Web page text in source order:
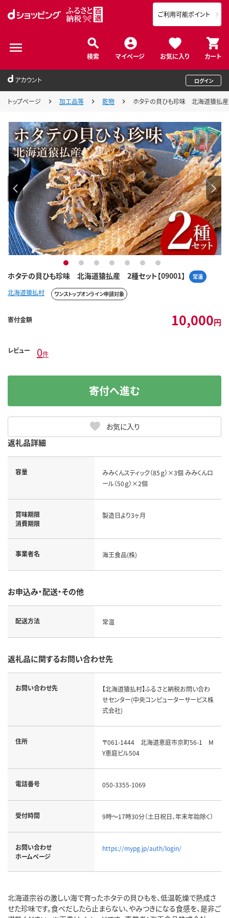
検索 マイページ お気に入り カート
ご利用可能ポイント
アカウント ログイン
トップページ 加工品等 乾物 ホタテの貝ひも珍味 北海道猿払産
ホタテの貝ひも珍味 北海道猿払産 2種セット【09001】 常温
1 2 3 4 5 6 7
北海道猿払村 ワンストップオンライン申請対象
寄付金額 10,000円
レビュー 0件
お気に入り
寄付へ進む
返礼品詳細
容量
みみくんスティック（85ｇ）×3個 みみくんロ
ール（50ｇ）×2個
賞味期限
消費期限
製造日より3ヶ月
事業者名 海王食品(株)
お申込み・配送・その他
配送方法 常温
返礼品に関するお問い合わせ先
お問い合わせ先
【北海道猿払村】ふるさと納税お問い合わ
せセンター(中央コンピューターサービス株
式会社)
住所
〒061-1444 北海道恵庭市京町56-1 M
Y恵庭ビル504
電話番号 050-3355-1069
受付時間 9時～17時30分（土日祝日、年末年始除く）
お問い合わせ
ホームページ
https://mypg.jp/auth/login/
北海道宗谷の激しい海で育ったホタテの貝ひもを、低温乾燥で熟成さ
せた珍味です。食べだしたら止まらない、やみつきになる食感を、是非ご